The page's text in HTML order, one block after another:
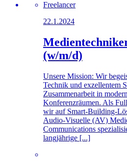
Freelancer
22.1.2024
(w/m/d)
Unsere Mission: Wir
Technik und exzellentem
Zusammenarbeit in
Konferenzräumen. Als
wir auf Smart-Building-
Audio-Visuelle (AV)
Communications
langjährige [...]